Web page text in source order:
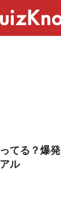
てる？爆
ル